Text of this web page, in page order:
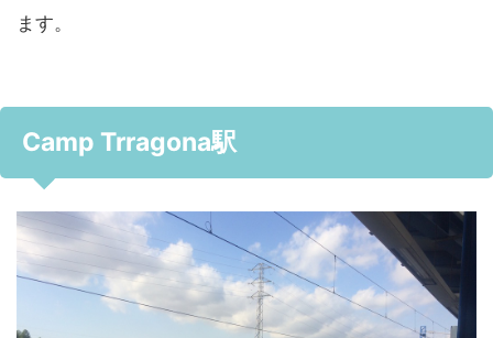
ます。
Camp Trragona駅